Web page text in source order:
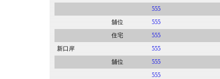
555
舖位
555
住宅
555
新口岸
555
舖位
555
555